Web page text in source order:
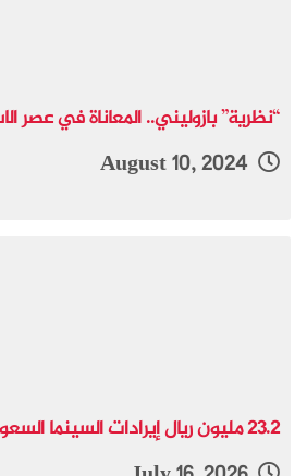
“نظرية” بازوليني.. المعاناة في عصر
23.2 مليون ريال إيرادات السينما السعودية في أسبوع